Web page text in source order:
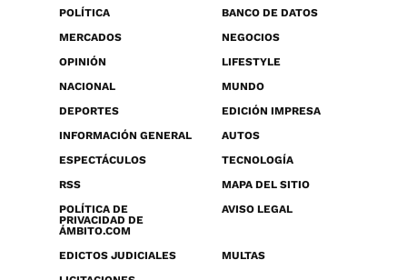
POLÍTICA
BANCO DE DATOS
MERCADOS
NEGOCIOS
OPINIÓN
LIFESTYLE
NACIONAL
MUNDO
DEPORTES
EDICIÓN IMPRESA
INFORMACIÓN GENERAL
AUTOS
ESPECTÁCULOS
TECNOLOGÍA
RSS
MAPA DEL SITIO
POLÍTICA DE
PRIVACIDAD DE
ÁMBITO.COM
AVISO LEGAL
EDICTOS JUDICIALES
MULTAS